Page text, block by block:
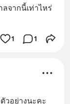
จากนี้เท่าไหร่
1 1
วอย่างนะคะ